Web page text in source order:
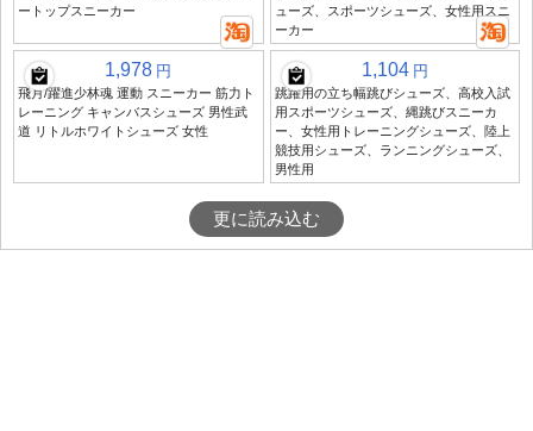
ートップスニーカー
ューズ、スポーツシューズ、女性用スニ
ーカー
1,978 円
飛月/躍進少林魂 運動 スニーカー 筋力ト
レーニング キャンバスシューズ 男性武
道 リトルホワイトシューズ 女性
1,104 円
跳躍用の立ち幅跳びシューズ、高校入試
用スポーツシューズ、縄跳びスニーカ
ー、女性用トレーニングシューズ、陸上
競技用シューズ、ランニングシューズ、
男性用
更に読み込む